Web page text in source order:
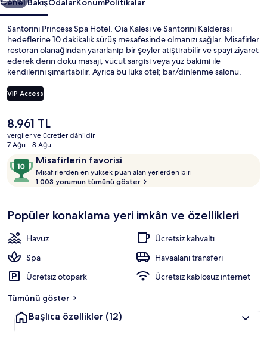
Genel BakışOdalarKonumPolitikalar
Santorini Princess Spa Hotel, Oia Kalesi ve Santorini Kalderası
hedeflerine 10 dakikalık sürüş mesafesinde olmanızı sağlar. Misafirler
restoran olanağından yararlanıp bir şeyler atıştırabilir ve spayı ziyaret
ederek derin doku masajı, vücut sargısı veya yüz bakımı ile
kendilerini şımartabilir. Ayrıca bu lüks otel; bar/dinlenme salonu,
personel ve konaklama yerinin genel durumu ile ilgili harika
yorumlarda bulunuyor.
VIP Access
Şu
anki
fiyat
8.961 TL
vergiler ve ücretler dâhildir
7 Ağu - 8 Ağu
YorumlarMisafirlerin favorisi
10
üzerinden
10,
favorisi
Misafirlerden en yüksek puan alan yerlerden biri
f
r
e
d
1.003 yorumun tümünü göster
Popüler konaklama yeri imkân ve özellikleri
Havuz
Ücretsiz kahvaltı
Spa
Havaalanı transferi
Ücretsiz otopark
Ücretsiz kablosuz internet
Tümünü göster
Başlıca özellikler (12)